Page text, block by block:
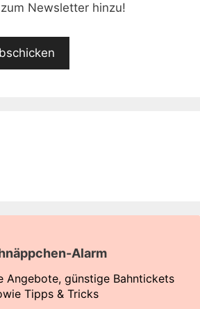
Newsletter hinzu!
Alarm
Angebote, günstige Bahntickets
Tipps & Tricks